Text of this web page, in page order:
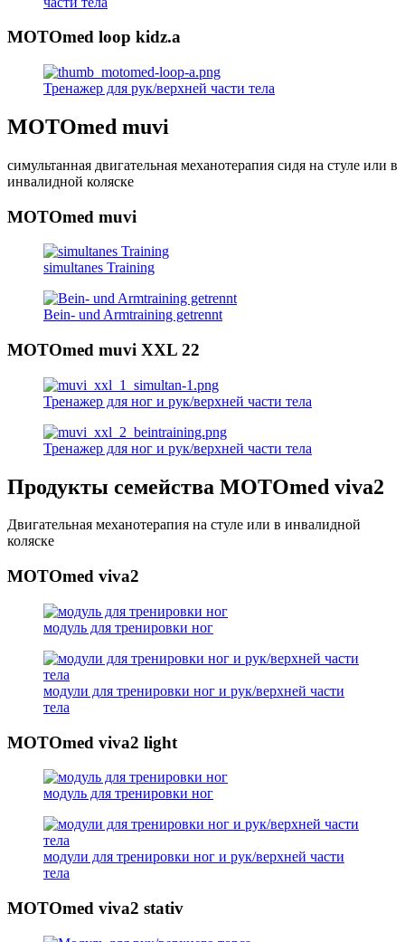
MOTOmed loop kidz.a
Тренажер для рук/верхней части тела
MOTOmed muvi
симультанная двигательная механотерапия сидя на стуле или в
инвалидной коляске
MOTOmed muvi
simultanes Training
Bein- und Armtraining getrennt
MOTOmed muvi XXL 22
Тренажер для ног и рук/верхней части тела
Тренажер для ног и рук/верхней части тела
Продукты семейства MOTOmed viva2
Двигательная механотерапия на стуле или в инвалидной
коляске
MOTOmed viva2
модуль для тренировки ног
модули для тренировки ног и рук/верхней части
тела
MOTOmed viva2 light
модуль для тренировки ног
модули для тренировки ног и рук/верхней части
тела
MOTOmed viva2 stativ